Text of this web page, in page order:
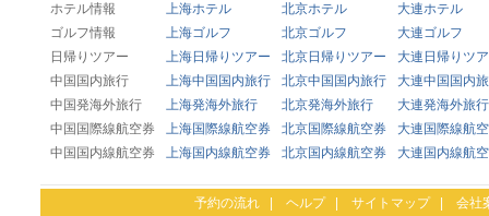
ホテル情報
上海ホテル 北京ホテル
大連ホテル
ゴルフ情報
上海ゴルフ 北京ゴルフ
大連ゴルフ
日帰りツアー
上海日帰りツアー 北京日帰りツアー
大連日帰りツ
中国国内旅行
上海中国国内旅行 北京中国国内旅行
大連中国国内
中国発海外旅行
上海発海外旅行 北京発海外旅行
大連発海外旅行
中国国際線航空券
上海国際線航空券 北京国際線航空券
大連国際線航
中国国内線航空券
上海国内線航空券 北京国内線航空券 大連国内線航
予約の流れ ヘルプ| サイトマップ| 会社